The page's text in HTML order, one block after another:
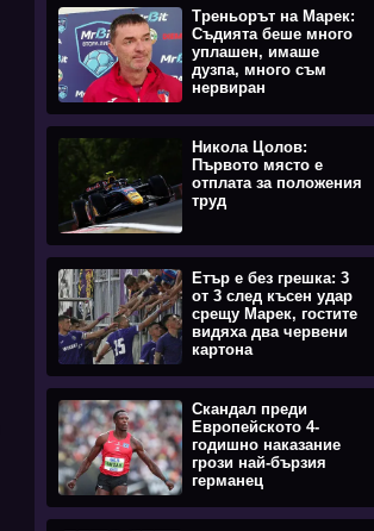
Треньорът на Марек:
Съдията беше много
уплашен, имаше
дузпа, много съм
нервиран
Никола Цолов:
Първото място е
отплата за положения
труд
Етър е без грешка: 3
от 3 след късен удар
срещу Марек, гостите
видяха два червени
картона
Скандал преди
Европейското 4-
годишно наказание
грози най-бързия
германец